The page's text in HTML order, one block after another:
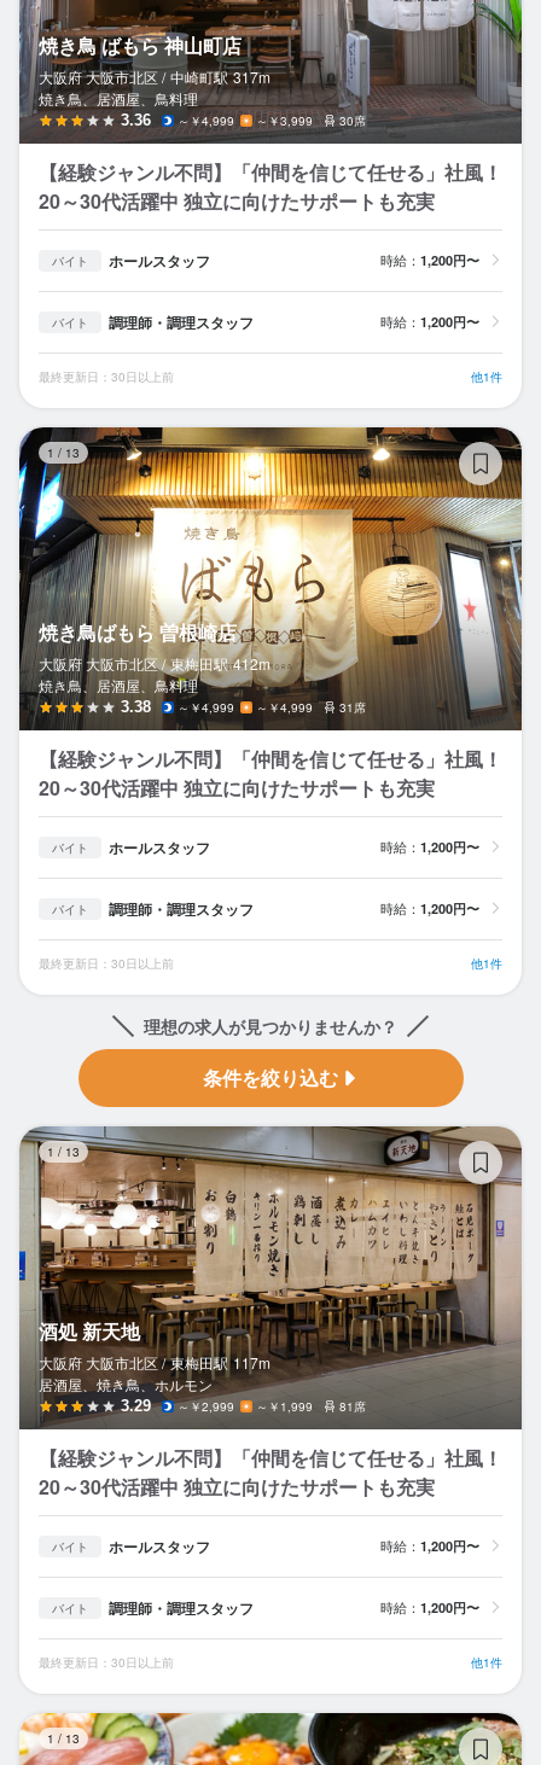
焼き鳥 ばもら 神山町店
大阪府 大阪市北区 / 中崎町駅 317m
焼き鳥、居酒屋、鳥料理
3.36 ～￥4,999 ～￥3,999 30席
【経験ジャンル不問】「仲間を信じて任せる」社風！
20～30代活躍中 独立に向けたサポートも充実
バイト ホールスタッフ 時給： 1,200円〜
バイト 調理師・調理スタッフ 時給： 1,200円〜
最終更新日：30日以上前 他1件
1 / 13
焼き鳥ばもら 曽根崎店
大阪府 大阪市北区 / 東梅田駅 412m
焼き鳥、居酒屋、鳥料理
3.38 ～￥4,999 ～￥4,999 31席
【経験ジャンル不問】「仲間を信じて任せる」社風！
20～30代活躍中 独立に向けたサポートも充実
バイト ホールスタッフ 時給： 1,200円〜
バイト 調理師・調理スタッフ 時給： 1,200円〜
最終更新日：30日以上前 他1件
理想の求人が見つかりませんか？
条件を絞り込む
1 / 13
酒処 新天地
大阪府 大阪市北区 / 東梅田駅 117m
居酒屋、焼き鳥、ホルモン
3.29 ～￥2,999 ～￥1,999 81席
【経験ジャンル不問】「仲間を信じて任せる」社風！
20～30代活躍中 独立に向けたサポートも充実
バイト ホールスタッフ 時給： 1,200円〜
バイト 調理師・調理スタッフ 時給： 1,200円〜
最終更新日：30日以上前 他1件
1 / 13